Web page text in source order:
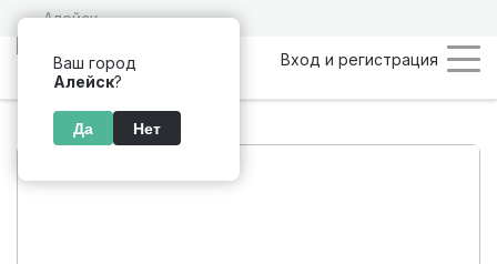
Алейск
Ваш город
Алейск?
Да Нет
Вход и регистрация
Подбор персонала